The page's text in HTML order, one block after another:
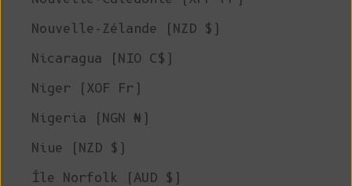
Nouvelle-Zélande (NZD $)
Nicaragua (NIO C$)
Niger (XOF Fr)
Nigeria (NGN ₦)
Niue (NZD $)
Île Norfolk (AUD $)